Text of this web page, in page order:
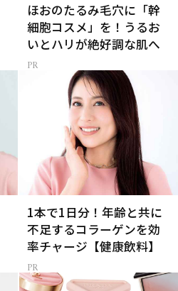
ほおのたるみ毛穴に「幹
細胞コスメ」を！うるお
いとハリが絶好調な肌へ
1本で1日分！年齢と共に
不足するコラーゲンを効
率チャージ【健康飲料】